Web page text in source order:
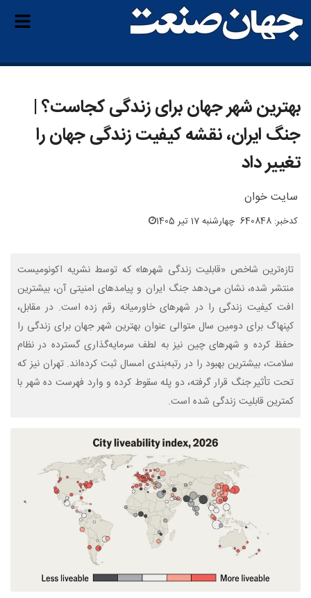
بهترین شهر جهان برای زندگی کجاست؟ |
جنگ ایران، نقشه کیفیت زندگی جهان را
تغییر داد
سایت خوان
کدخبر: 640848 چهارشنبه 17 تیر 1405
تازه‌ترین شاخص «قابلیت زندگی شهرها» که توسط نشریه اکونومیست
منتشر شده، نشان می‌دهد جنگ ایران و پیامدهای امنیتی آن، بیشترین
افت کیفیت زندگی را در شهرهای خاورمیانه رقم زده است. در مقابل،
کپنهاگ برای دومین سال متوالی عنوان بهترین شهر جهان برای زندگی را
حفظ کرده و شهرهای چین نیز به لطف سرمایه‌گذاری گسترده در نظام
سلامت، بیشترین بهبود را در رتبه‌بندی امسال ثبت کرده‌اند. تهران نیز که
تحت تأثیر جنگ قرار گرفته، دو پله سقوط کرده و وارد فهرست ده شهر با
کمترین قابلیت زندگی شده است.